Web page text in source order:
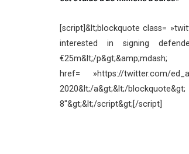
[script]&lt;blockquote class=
interested in signing
€25m&lt;/
href= »https://twitter.com/
2020&lt;/a&gt;&lt;/
8″&gt;&lt;/script&gt;[/script]